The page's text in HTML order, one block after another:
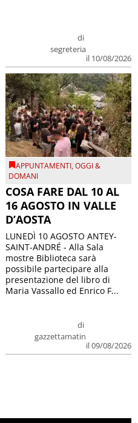
di
segreteria
il 10/08/2026
APPUNTAMENTI,OGGI &
DOMANI
COSA FARE DAL 10 AL
16 AGOSTO IN VALLE
D’AOSTA
di
gazzettamatin
il 09/08/2026
LUNEDÌ 10 AGOSTO ANTEY-
SAINT-ANDRÉ - Alla Sala
mostre Biblioteca sarà
possibile partecipare alla
presentazione del libro di
Maria Vassallo ed Enrico F...